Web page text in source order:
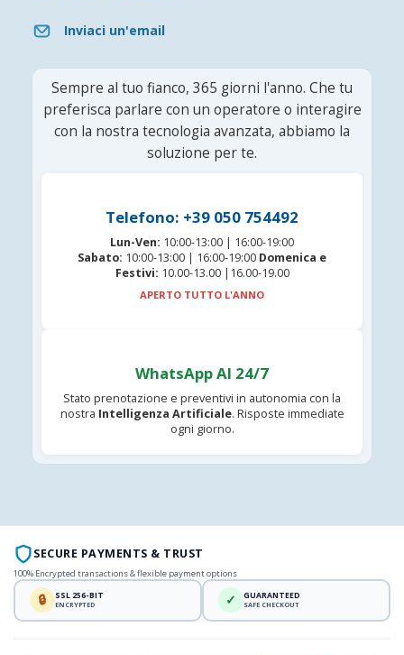
Inviaci un'email
Sempre al tuo fianco, 365 giorni l'anno. Che tu
preferisca parlare con un operatore o interagire
con la nostra tecnologia avanzata, abbiamo la
soluzione per te.
Telefono: +39 050 754492
Lun-Ven: 10:00-13:00 | 16:00-19:00
Sabato: 10:00-13:00 | 16:00-19:00 Domenica e
Festivi: 10.00-13.00 |16.00-19.00
APERTO TUTTO L'ANNO
WhatsApp AI 24/7
Stato prenotazione e preventivi in autonomia con la
nostra Intelligenza Artificiale. Risposte immediate
ogni giorno.
SECURE PAYMENTS & TRUST
100% Encrypted transactions & flexible payment options
🔒 SSL 256-BIT
ENCRYPTED ✓ GUARANTEED
SAFE CHECKOUT